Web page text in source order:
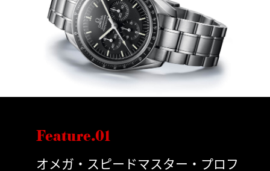
Feature.01
オメガ・スピードマスター・プロフ